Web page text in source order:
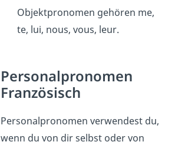
Objektpronomen gehören me,
te, lui, nous, vous, leur.
Personalpronomen
Französisch
Personalpronomen verwendest du,
wenn du von dir selbst oder von